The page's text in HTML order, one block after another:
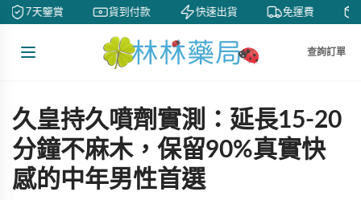
7天鑒賞 貨到付款 快速出貨 免運費
查詢訂單
久皇持久噴劑實測：延長15-20
分鐘不麻木，保留90%真實快
感的中年男性首選